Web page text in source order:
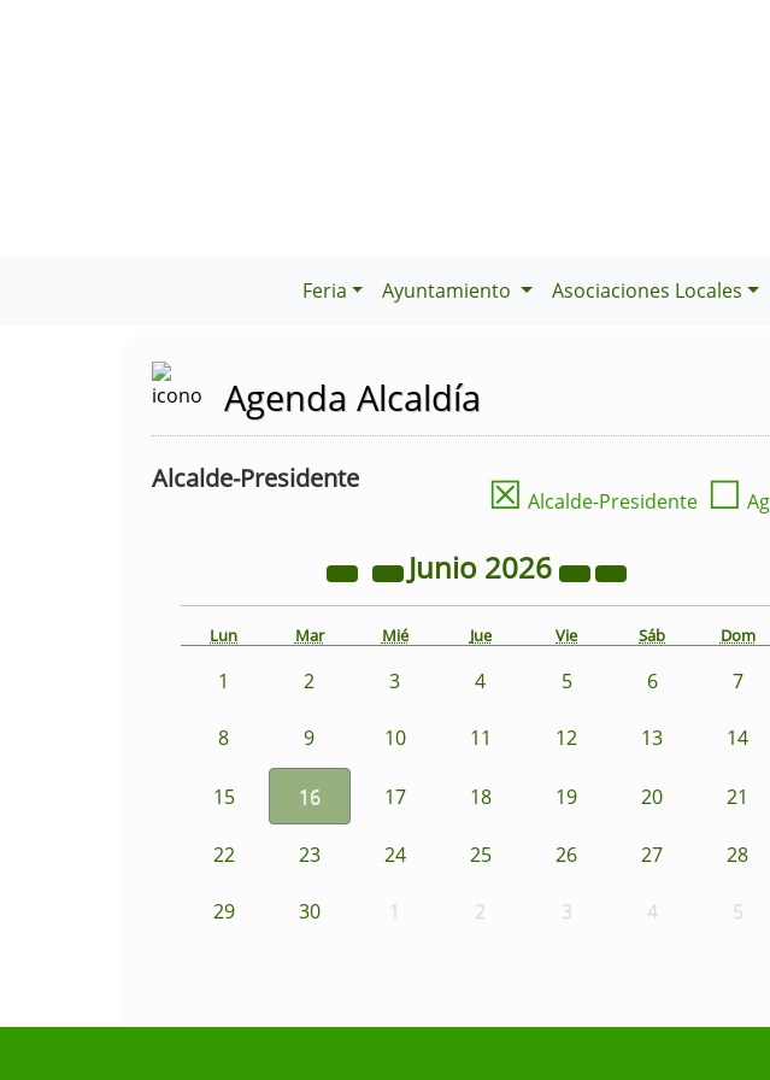
Feria Ayuntamiento Asociaciones Locales
Agenda Alcaldía
Alcalde-Presidente ☒ Alcalde-Presidente ☐
Junio 2026
Lun Mar Mié Jue Vie Sáb Dom
1 2 3 4 5 6 7
8 9 10 11 12 13 14
15 16 17 18 19 20 21
22 23 24 25 26 27 28
29 30 1 2 3 4 5